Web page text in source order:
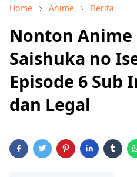
Home Anime Berita
Nonton Anime
Saishuka no
Episode 6 Sub
dan Legal